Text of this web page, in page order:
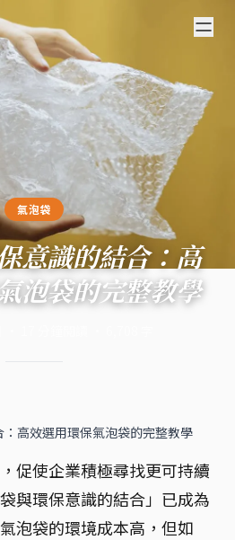
氣泡袋
意識的結合：高
泡袋的完整教學
高效選用環保氣泡袋的完整教學
促使企業積極尋找更可持續
與環保意識的結合」已成為
泡袋的環境成本高，但如